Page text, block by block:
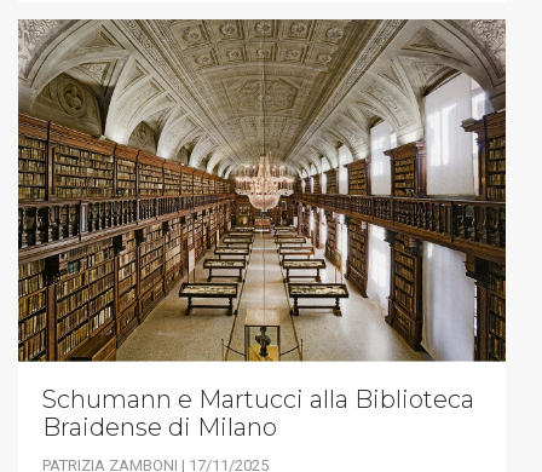
Schumann e Martucci alla Biblioteca
Braidense di Milano
PATRIZIA ZAMBONI | 17/11/2025